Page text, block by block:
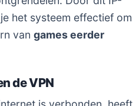
het systeem effectief om
van games eerder
de VPN